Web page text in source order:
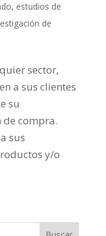
, estudios de
de
sector,
a sus clientes
su
compra.
sus
y/o